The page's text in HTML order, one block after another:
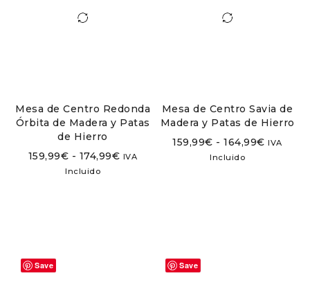
Mesa de Centro Redonda
Órbita de Madera y Patas
de Hierro
159,99€ - 174,99€ IVA
Incluido
Mesa de Centro Savia de
Madera y Patas de Hierro
159,99€ - 164,99€ IVA
Incluido
Save Save